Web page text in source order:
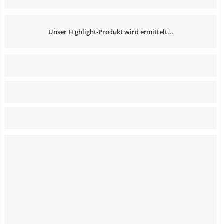
Unser Highlight-Produkt wird ermittelt...